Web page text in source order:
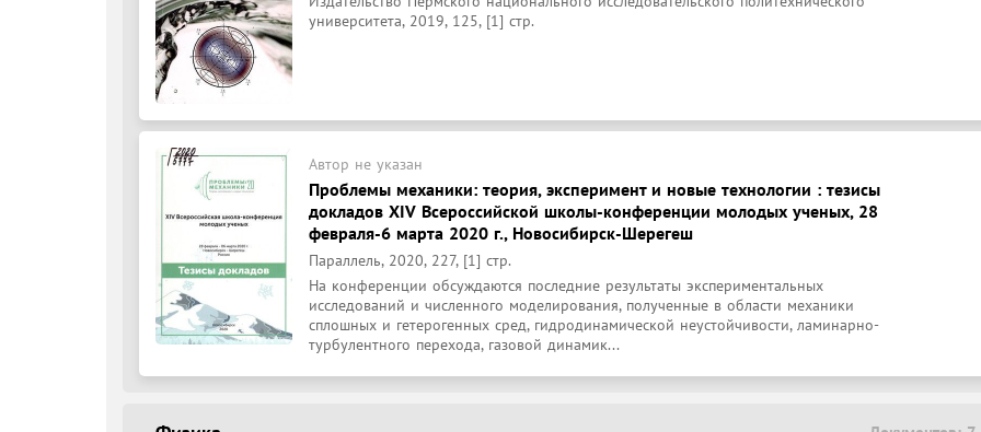
университета, 2019, 125, [1] стр.
Автор не указан
Проблемы механики: теория, эксперимент и новые технологии : тезисы
докладов XIV Всероссийской школы-конференции молодых ученых, 28
февраля-6 марта 2020 г., Новосибирск-Шерегеш
Параллель, 2020, 227, [1] стр.
На конференции обсуждаются последние результаты экспериментальных
исследований и численного моделирования, полученные в области механики
сплошных и гетерогенных сред, гидродинамической неустойчивости, ламинарно-
турбулентного перехода, газовой динамик...